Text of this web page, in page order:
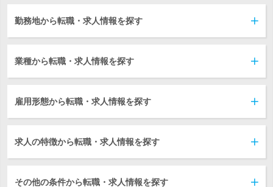
勤務地から転職・求人情報を探す
業種から転職・求人情報を探す
雇用形態から転職・求人情報を探す
求人の特徴から転職・求人情報を探す
その他の条件から転職・求人情報を探す